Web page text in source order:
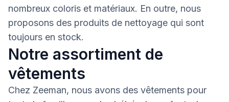
nombreux coloris et matériaux. En outre, nous
proposons des produits de nettoyage qui sont
toujours en stock.
Notre assortiment de
vêtements
Chez Zeeman, nous avons des vêtements pour